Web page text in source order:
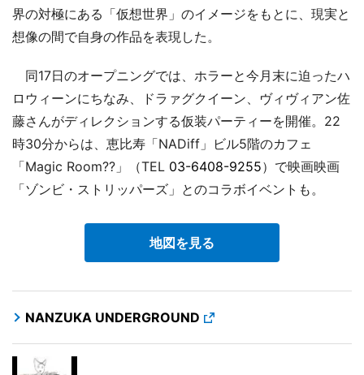
界の対極にある「仮想世界」のイメージをもとに、現実と
想像の間で自身の作品を表現した。
同17日のオープニングでは、ホラーと今月末に迫ったハ
ロウィーンにちなみ、ドラァグクイーン、ヴィヴィアン佐
藤さんがディレクションする仮装パーティーを開催。22
時30分からは、恵比寿「NADiff」ビル5階のカフェ
「Magic Room??」（TEL 03-6408-9255）で映画映画
「ゾンビ・ストリッパーズ」とのコラボイベントも。
地図を見る
NANZUKA UNDERGROUND